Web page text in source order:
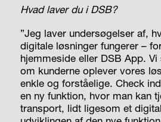
Hvad laver du i DSB?
”Jeg laver undersøgelser af,
digitale løsninger fungerer –
hjemmeside eller DSB App.
om kunderne oplever vores
enkle og forståelige. Check
en ny funktion, hvor man kan
transport, lidt ligesom et